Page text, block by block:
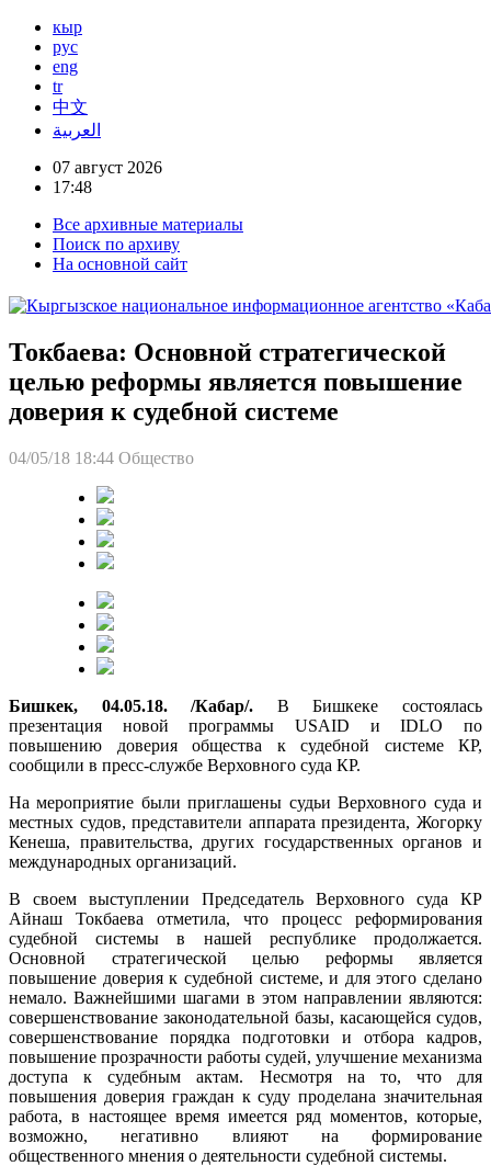
кыр
рус
eng
tr
中文
العربية
07 август 2026
17:48
Все архивные материалы
Поиск по архиву
На основной сайт
Токбаева: Основной стратегической
целью реформы является повышение
доверия к судебной системе
04/05/18 18:44 Общество
Бишкек, 04.05.18. /Кабар/. В Бишкеке состоялась
презентация новой программы USAID и IDLO по
повышению доверия общества к судебной системе КР,
сообщили в пресс-службе Верховного суда КР.
На мероприятие были приглашены судьи Верховного суда и
местных судов, представители аппарата президента, Жогорку
Кенеша, правительства, других государственных органов и
международных организаций.
В своем выступлении Председатель Верховного суда КР
Айнаш Токбаева отметила, что процесс реформирования
судебной системы в нашей республике продолжается.
Основной стратегической целью реформы является
повышение доверия к судебной системе, и для этого сделано
немало. Важнейшими шагами в этом направлении являются:
совершенствование законодательной базы, касающейся судов,
совершенствование порядка подготовки и отбора кадров,
повышение прозрачности работы судей, улучшение механизма
доступа к судебным актам. Несмотря на то, что для
повышения доверия граждан к суду проделана значительная
работа, в настоящее время имеется ряд моментов, которые,
возможно, негативно влияют на формирование
общественного мнения о деятельности судебной системы.